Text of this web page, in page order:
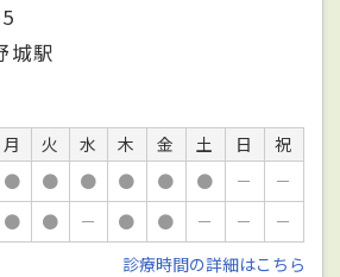
城駅
月 火 水 木 金 土 日
祝
● ● ● ● ● ● －
－
● ● － ● ● － －
－
診療時間の詳細はこちら